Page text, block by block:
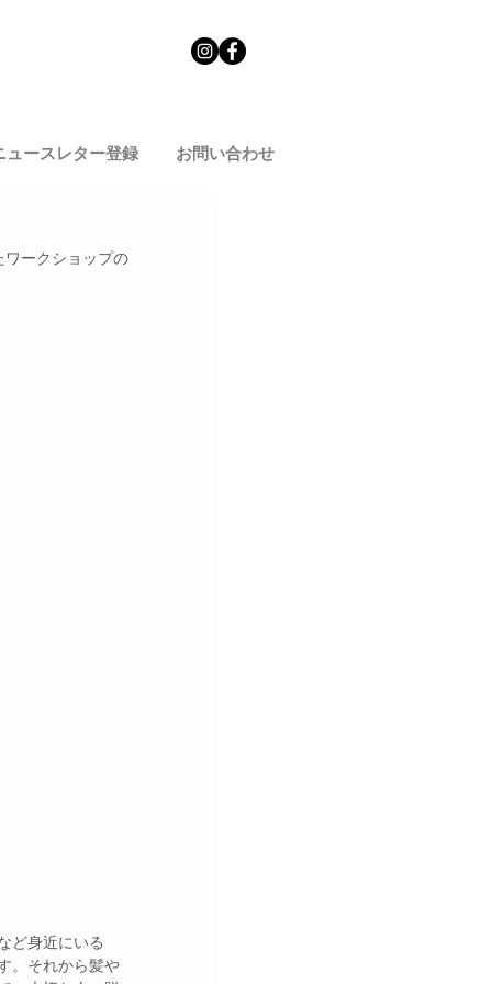
ュースレター登録 お問い合わせ
ワークショップの
ど身近にいる
。それから髪や